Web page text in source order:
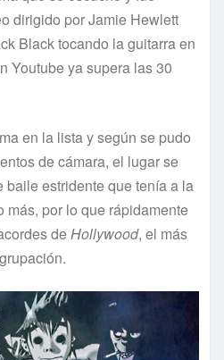
dirigido por Jamie Hewlett
Black tocando la guitarra en
Youtube ya supera las 30
en la lista y según se pudo
de cámara, el lugar se
baile estridente que tenía a la
más, por lo que rápidamente
deHollywood, el más